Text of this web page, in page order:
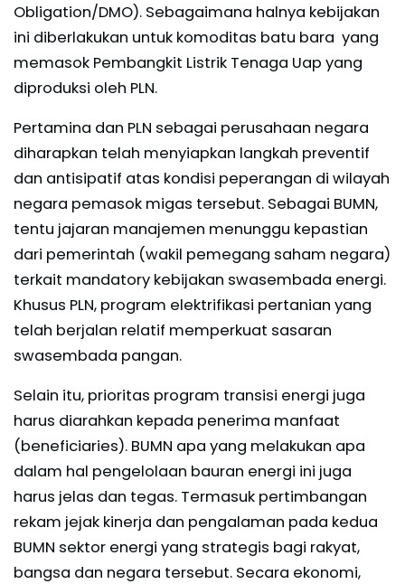
Obligation/DMO). Sebagaimana halnya kebijakan
ini diberlakukan untuk komoditas batu bara yang
memasok Pembangkit Listrik Tenaga Uap yang
diproduksi oleh PLN.
Pertamina dan PLN sebagai perusahaan negara
diharapkan telah menyiapkan langkah preventif
dan antisipatif atas kondisi peperangan di wilayah
negara pemasok migas tersebut. Sebagai BUMN,
tentu jajaran manajemen menunggu kepastian
dari pemerintah (wakil pemegang saham negara)
terkait mandatory kebijakan swasembada energi.
Khusus PLN, program elektrifikasi pertanian yang
telah berjalan relatif memperkuat sasaran
swasembada pangan.
Selain itu, prioritas program transisi energi juga
harus diarahkan kepada penerima manfaat
(beneficiaries). BUMN apa yang melakukan apa
dalam hal pengelolaan bauran energi ini juga
harus jelas dan tegas. Termasuk pertimbangan
rekam jejak kinerja dan pengalaman pada kedua
BUMN sektor energi yang strategis bagi rakyat,
bangsa dan negara tersebut. Secara ekonomi,